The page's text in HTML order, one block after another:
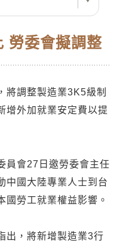
勞委會擬調整
將調整製造業3K5級制
增外加就業安定費以提
員會27日邀勞委會主任
中國大陸專業人士到台
國勞工就業權益影響。
出，將新增製造業3行